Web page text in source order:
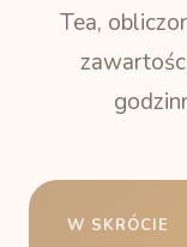
Tea,
W SKRÓCIE